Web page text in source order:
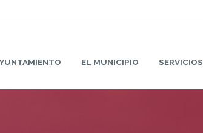
EL MUNICIPIO SERVICIOS